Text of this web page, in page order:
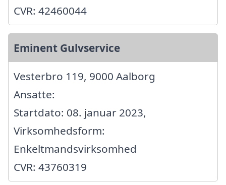
CVR: 42460044
Eminent Gulvservice
Vesterbro 119, 9000 Aalborg
Ansatte:
Startdato: 08. januar 2023,
Virksomhedsform:
Enkeltmandsvirksomhed
CVR: 43760319